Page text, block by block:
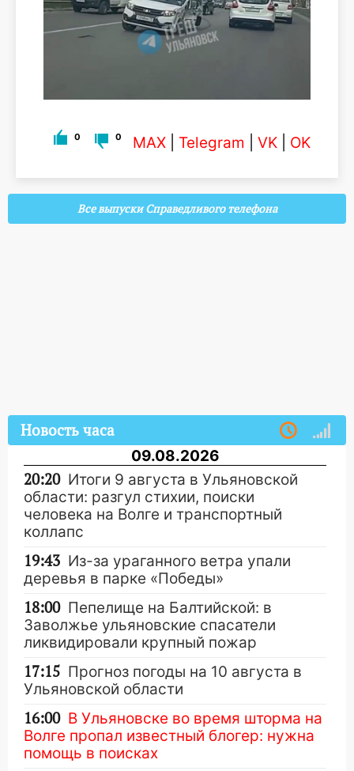
0 0 MAX Telegram VK OK
Все выпуски Справедливого телефона
Новость часа
09.08.2026
20:20 Итоги 9 августа в Ульяновской
области: разгул стихии, поиски
человека на Волге и транспортный
коллапс
19:43 Из-за ураганного ветра упали
деревья в парке «Победы»
18:00 Пепелище на Балтийской: в
Заволжье ульяновские спасатели
ликвидировали крупный пожар
17:15 Прогноз погоды на 10 августа в
Ульяновской области
16:00 В Ульяновске во время шторма на
Волге пропал известный блогер: нужна
помощь в поисках